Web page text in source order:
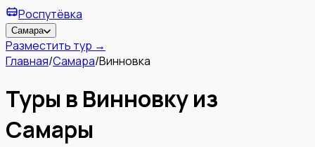
Роспутёвка
Самара
Разместить тур →
Главная/Самара/Винновка
Туры в Винновку из
Самары